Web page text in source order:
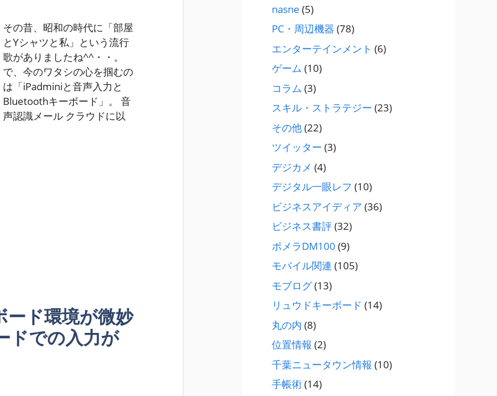
その昔、昭和の時代に「部屋
とYシャツと私」という流行
歌がありましたね^^・・。
で、今のワタシの心を掴むの
は「iPadminiと音声入力と
Bluetoothキーボード」。 音
声認識メール クラウドに以
ド環境が微妙
ドでの入力が
nasne (5)
PC・周辺機器 (78)
エンターテインメント (6)
ゲーム (10)
コラム (3)
スキル・ストラテジー (23)
その他(22)
ツイッター (3)
デジカメ (4)
デジタル一眼レフ (10)
ビジネスアイディア (36)
ビジネス書評(32)
ポメラDM100 (9)
モバイル関連 (105)
モブログ(13)
リュウドキーボード (14)
丸の内 (8)
位置情報 (2)
千葉ニュータウン情報 (10)
手帳術(14)